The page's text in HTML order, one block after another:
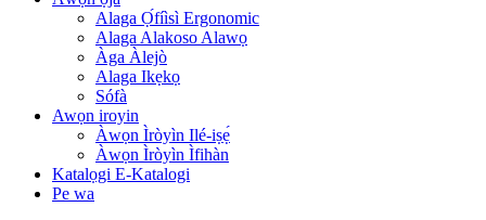
Alaga Ọ́fíìsì Ergonomic
Alaga Alakoso Alawọ
Àga Àlejò
Alaga Ikẹkọ
Sófà
Awọn iroyin
Àwọn Ìròyìn Ilé-iṣẹ́
Àwọn Ìròyìn Ìfihàn
Katalọgi E-Katalogi
Pe wa